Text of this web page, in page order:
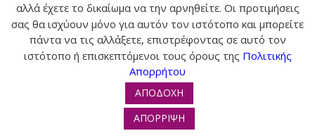
© 2024 tropos-zois.gr All Rights Reserved
αλλά έχετε το δικαίωμα να την αρνηθείτε. Οι προτιμήσεις
σας θα ισχύουν μόνο για αυτόν τον ιστότοπο και μπορείτε
πάντα να τις αλλάξετε, επιστρέφοντας σε αυτό τον
ιστότοπο ή επισκεπτόμενοι τους όρους της Πολιτικής
Απορρήτου
ΑΠΟΔΟΧΗ
ΑΠΟΡΡΙΨΗ